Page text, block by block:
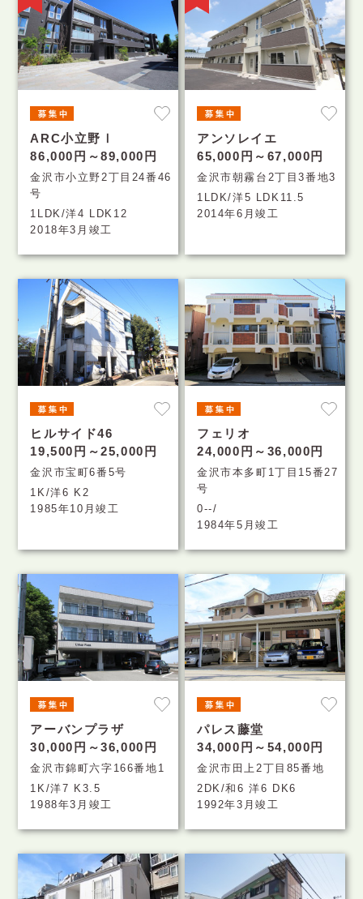
ARC小立野Ⅰ
86,000円～89,000円
金沢市小立野2丁目24番46
号
1LDK/洋4 LDK12
2018年3月竣工
アンソレイエ
65,000円～67,000円
金沢市朝霧台2丁目3番地3
1LDK/洋5 LDK11.5
2014年6月竣工
ヒルサイド46
19,500円～25,000円
金沢市宝町6番5号
1K/洋6 K2
1985年10月竣工
フェリオ
24,000円～36,000円
金沢市本多町1丁目15番27
号
0--/
1984年5月竣工
アーバンプラザ
30,000円～36,000円
金沢市錦町六字166番地1
1K/洋7 K3.5
1988年3月竣工
パレス藤堂
34,000円～54,000円
金沢市田上2丁目85番地
2DK/和6 洋6 DK6
1992年3月竣工